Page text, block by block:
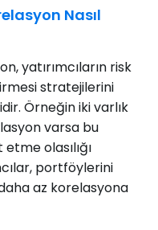
Nasıl
yatırımcıların risk
stratejilerini
Örneğin iki varlık
varsa bu
olasılığı
portföylerini
az korelasyona